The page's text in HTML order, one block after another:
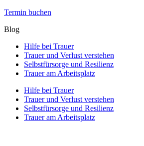
Termin buchen
Blog
Hilfe bei Trauer
Trauer und Verlust verstehen
Selbstfürsorge und Resilienz
Trauer am Arbeitsplatz
Hilfe bei Trauer
Trauer und Verlust verstehen
Selbstfürsorge und Resilienz
Trauer am Arbeitsplatz